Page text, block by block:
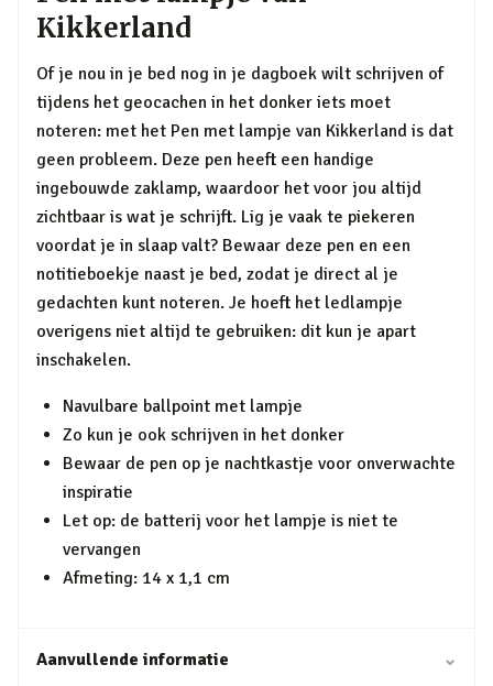
Kikkerland
Of je nou in je bed nog in je dagboek wilt schrijven of
tijdens het geocachen in het donker iets moet
noteren: met het Pen met lampje van Kikkerland is dat
geen probleem. Deze pen heeft een handige
ingebouwde zaklamp, waardoor het voor jou altijd
zichtbaar is wat je schrijft. Lig je vaak te piekeren
voordat je in slaap valt? Bewaar deze pen en een
notitieboekje naast je bed, zodat je direct al je
gedachten kunt noteren. Je hoeft het ledlampje
overigens niet altijd te gebruiken: dit kun je apart
inschakelen.
Navulbare ballpoint met lampje
Zo kun je ook schrijven in het donker
Bewaar de pen op je nachtkastje voor onverwachte
inspiratie
Let op: de batterij voor het lampje is niet te
vervangen
Afmeting: 14 x 1,1 cm
Aanvullende informatie ⌄